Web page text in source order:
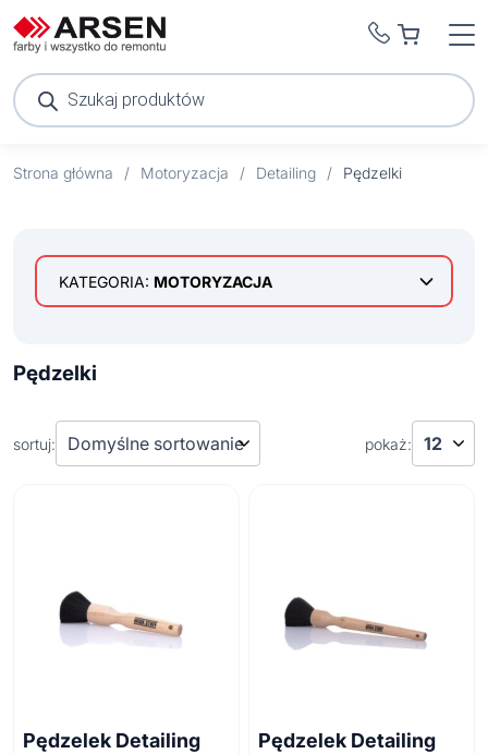
Wyszukiwarka
produktów
Strona główna / Motoryzacja / Detailing / Pędzelki
KATEGORIA: MOTORYZACJA
Pady polerskie
Pędzelki
Pędzelki
sortuj: pokaż:
Pędzelek Detailing
Pędzelek Detailing